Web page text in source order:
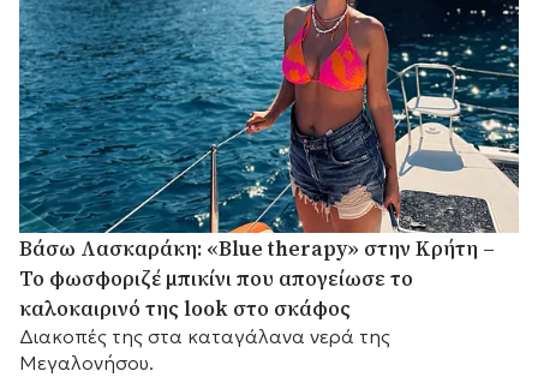
Βάσω Λασκαράκη: «Blue therapy» στην Κρήτη –
Το φωσφοριζέ μπικίνι που απογείωσε το
καλοκαιρινό της look στο σκάφος
Διακοπές της στα καταγάλανα νερά της
Μεγαλονήσου.